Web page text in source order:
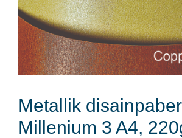
Metallik disainpaber
Millenium 3 A4,